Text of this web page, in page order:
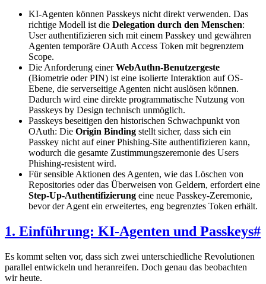
KI-Agenten können Passkeys nicht direkt verwenden. Das
richtige Modell ist die Delegation durch den Menschen:
User authentifizieren sich mit einem Passkey und gewähren
Agenten temporäre OAuth Access Token mit begrenztem
Scope.
Die Anforderung einerWebAuthn-Benutzergeste
(Biometrie oder PIN) ist eine isolierte Interaktion auf OS-
Ebene, die serverseitige Agenten nicht auslösen können.
Dadurch wird eine direkte programmatische Nutzung von
Passkeys by Design technisch unmöglich.
Passkeys beseitigen den historischen Schwachpunkt von
OAuth: Die Origin Binding stellt sicher, dass sich ein
Passkey nicht auf einer Phishing-Site authentifizieren kann,
wodurch die gesamte Zustimmungszeremonie des Users
Phishing-resistent wird.
Für sensible Aktionen des Agenten, wie das Löschen von
Repositories oder das Überweisen von Geldern, erfordert eine
Step-Up-Authentifizierung eine neue Passkey-Zeremonie,
bevor der Agent ein erweitertes, eng begrenztes Token erhält.
1. Einführung: KI-Agenten und Passkeys#
Es kommt selten vor, dass sich zwei unterschiedliche Revolutionen
parallel entwickeln und heranreifen. Doch genau das beobachten
wir heute.